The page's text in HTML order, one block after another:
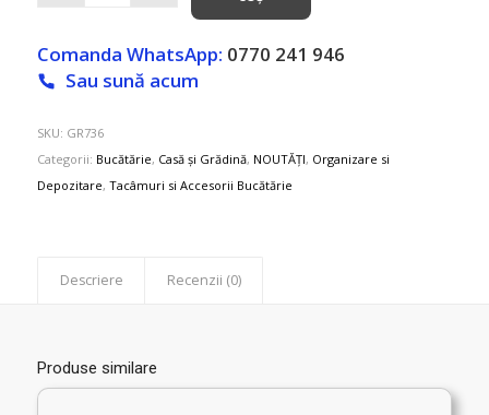
Comanda WhatsApp: 0770 241 946
Sau sună acum
SKU: GR736
Categorii: Bucătărie, Casă și Grădină, NOUTĂȚI, Organizare si
Depozitare, Tacâmuri si Accesorii Bucătărie
Descriere Recenzii (0)
Produse similare